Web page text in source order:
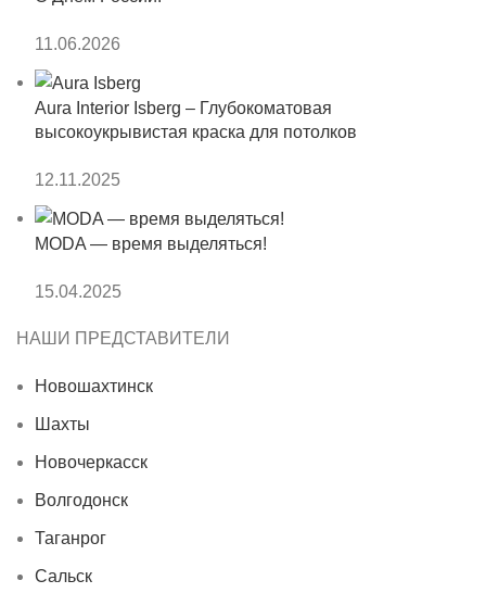
11.06.2026
Aura Interior Isberg – Глубокоматовая
высокоукрывистая краска для потолков
12.11.2025
MODA — время выделяться!
15.04.2025
НАШИ ПРЕДСТАВИТЕЛИ
Новошахтинск
Шахты
Новочеркасск
Волгодонск
Таганрог
Сальск